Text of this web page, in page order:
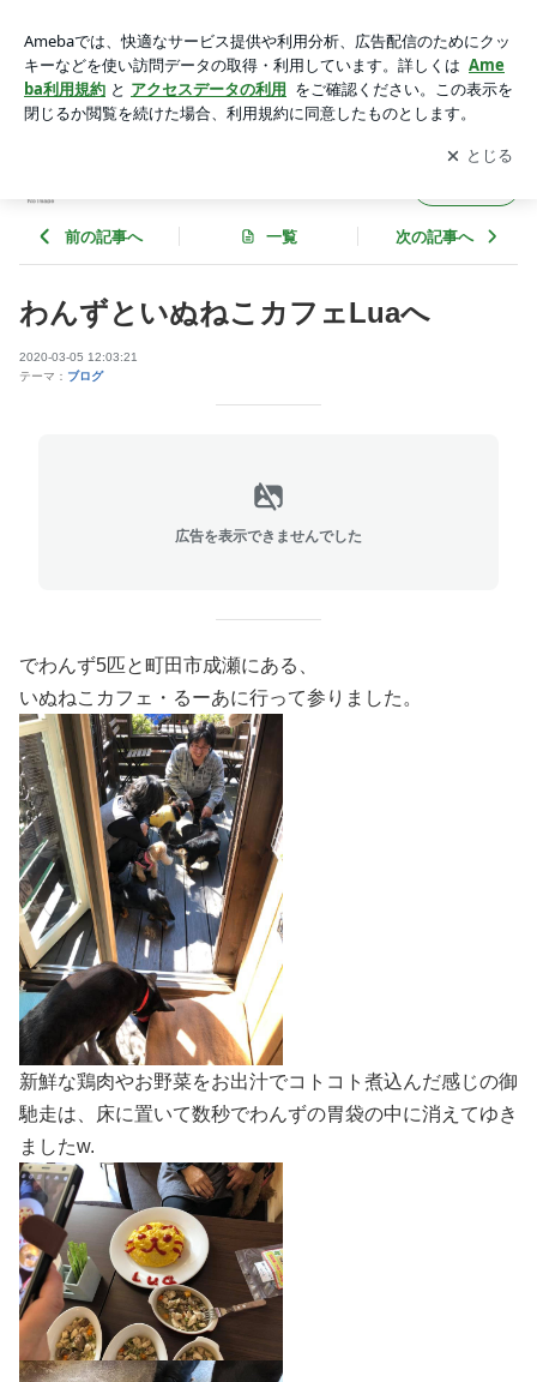
アプリをダウンロードして ブログの更新通知
を受け取りまし
ょう。
開く
前の記事へ 一覧 次の記事へ
わんずといぬねこカフェLuaへ
2020-03-05 12:03:21
テーマ： ブログ
広告を表示できませんでした
でわんず5匹と町田市成瀬にある、
いぬねこカフェ・るーあに行って参りました。
新鮮な鶏肉やお野菜をお出汁でコトコト煮込んだ感じの御
馳走は、床に置いて数秒でわんずの胃袋の中に消えてゆき
ましたw.